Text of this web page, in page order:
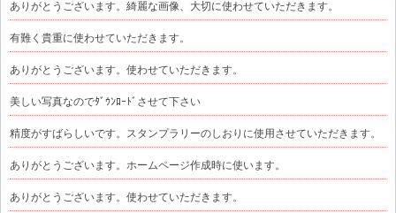
ありがとうございます。綺麗な画像、大切に使わせていただきます。
有難く貴重に使わせていただきます。
ありがとうございます。使わせていただきます。
美しい写真なのでﾀﾞｳﾝﾛｰﾄﾞさせて下さい
精度がすばらしいです。スタンプラリーのしおりに使用させていただきます。
ありがとうございます。ホームページ作成時に使います。
ありがとうございます。使わせていただきます。